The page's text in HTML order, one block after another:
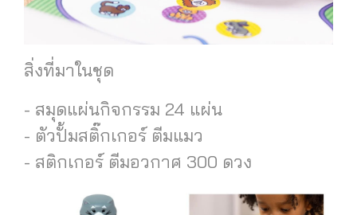
สิ่งที่มาในชุด
- สมุดแผ่นกิจกรรม 24 แผ่น
- ตัวปั้มสติ๊กเกอร์ ตีมแมว
- สติกเกอร์ ตีมอวกาศ 300 ดวง